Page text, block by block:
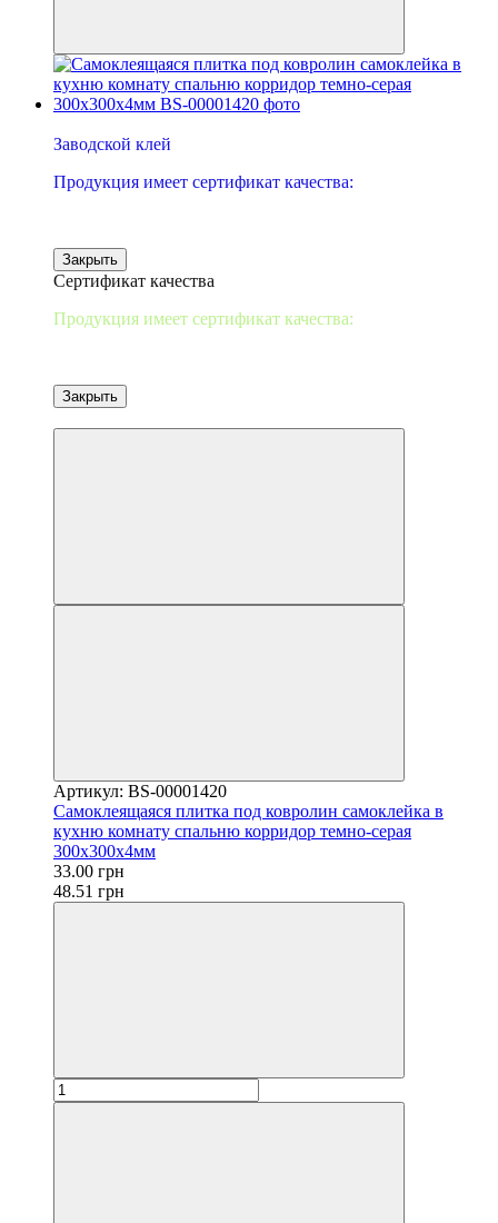
Заводской клей
Продукция имеет сертификат качества:
Закрыть
Сертификат качества
Продукция имеет сертификат качества:
Закрыть
Артикул: BS-00001420
Самоклеящаяся плитка под ковролин самоклейка в
кухню комнату спальню корридор темно-серая
300х300х4мм
33.00 грн
48.51 грн